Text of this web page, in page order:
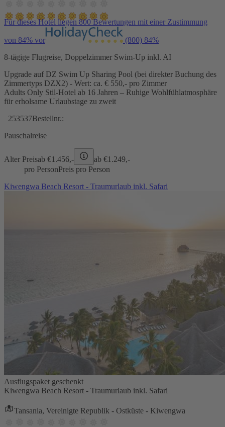
Für dieses Hotel liegen 800 Bewertungen mit einer Zustimmung
von 84% vor (800) 84%
8-tägige Flugreise, Doppelzimmer Swim-Up inkl. AI
Upgrade auf DZ Swim Up Sharing Pool (bei direkter Buchung des
Zimmertyps DZX2) - Wert: ca. € 550,- pro Zimmer
Adults Only Stil-Hotel ab 16 Jahren – Ruhige Wohlfühlatmosphäre
für erholsame Urlaubstage zu zweit
253537Bestellnr.:
Pauschalreise
Alter Preisab €1.456,- ab €1.249,-
pro PersonPreis pro Person
Kiwengwa Beach Resort - Traumurlaub inkl. Safari
Ausflugspaket geschenkt
Kiwengwa Beach Resort - Traumurlaub inkl. Safari
Tansania, Vereinigte Republik - Ostküste - Kiwengwa